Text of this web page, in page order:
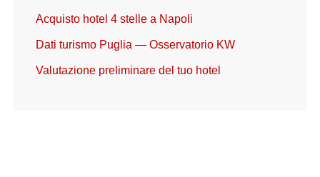
Acquisto hotel 4 stelle a Napoli
Dati turismo Puglia — Osservatorio KW
Valutazione preliminare del tuo hotel